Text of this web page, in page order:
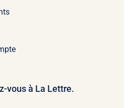
vous à La Lettre.